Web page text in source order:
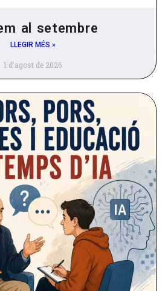
al setembre
LLEGIR MÉS »
1 d'agost de 2026